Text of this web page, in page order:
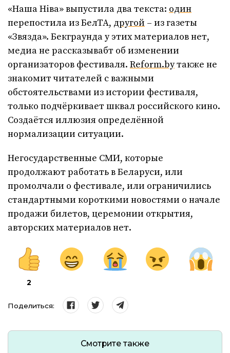
«Наша Нівa» выпустила два текста: один
перепостила из БелТА, другой – из газеты
«Звязда». Бекграунда у этих материалов нет,
медиа не рассказывабт об изменении
организаторов фестиваля. Reform.byтакже не
знакомит читателей с важными
обстоятельствами из истории фестиваля,
только подчёркивает шквал российского кино.
Создаётся иллюзия определённой
нормализации ситуации.
Негосударственные СМИ, которые
продолжают работать в Беларуси, или
промолчали о фестивале, или ограничились
стандартными короткими новостями о начале
продажи билетов, церемонии открытия,
авторских материалов нет.
2
Поделиться:
Смотрите также